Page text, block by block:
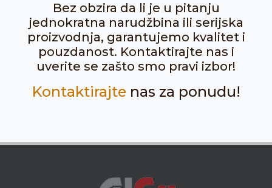
Bez obzira da li je u pitanju
jednokratna narudžbina ili serijska
proizvodnja, garantujemo kvalitet i
pouzdanost. Kontaktirajte nas i
uverite se zašto smo pravi izbor!
Kontaktirajtenas za ponudu!